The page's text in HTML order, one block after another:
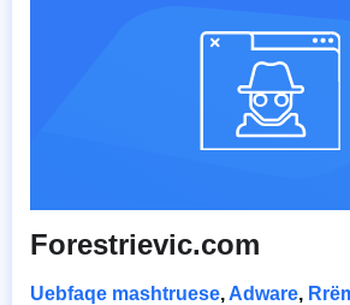
Forestrievic.com
Uebfaqe mashtruese, Adware,